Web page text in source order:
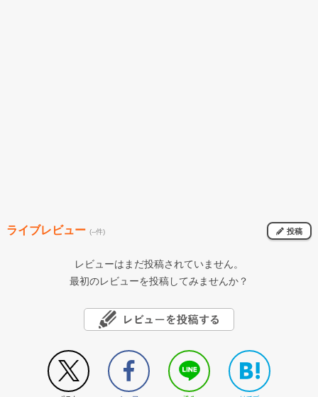
ライブレビュー (--件) 投稿
レビューはまだ投稿されていません。
最初のレビューを投稿してみませんか？